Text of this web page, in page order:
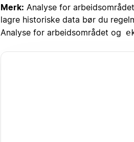
Merk: Analyse for
lagre historiske data bør du
Analyse for arbeidsområdet og